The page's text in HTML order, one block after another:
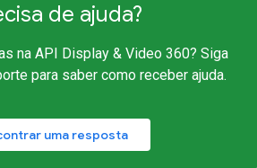
de ajuda?
na API Display & Video 360? Siga
para saber como receber ajuda.
uma resposta